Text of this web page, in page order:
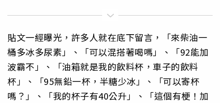
貼文一經曝光，許多人就在底下留言，「來柴油一
桶多冰多尿素」、「可以混搭著喝嗎」、「92能加
波霸不」、「油箱就是我的飲料杯，車子的飲料
杯」、「95無鉛一杯，半糖少冰」、「可以寄杯
嗎？」、「我的杯子有40公升」、「這個有梗！加